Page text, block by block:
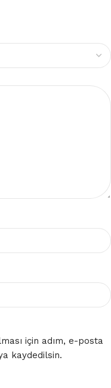
için adım, e-posta
kaydedilsin.